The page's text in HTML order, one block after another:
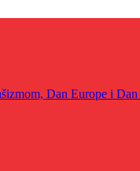
Dan Europe i